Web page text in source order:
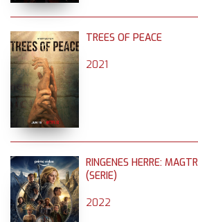
TREES OF PEACE
2021
RINGENES HERRE:
(SERIE)
2022